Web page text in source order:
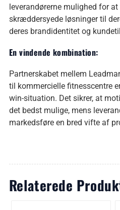
leverandørerne mulighed for
skræddersyede løsninger til
deres brandidentitet og
En vindende kombination:
Partnerskabet mellem
til kommercielle fitnesscentre
win-situation. Det sikrer, at
det bedst mulige, mens
markedsføre en bred vifte af
Relaterede